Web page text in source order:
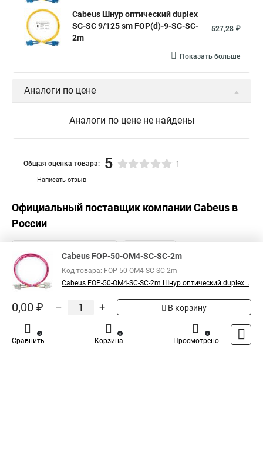
Cabeus Шнур оптический duplex
SC-SC 9/125 sm FOP(d)-9-SC-SC-
2m
527,28 ₽
Показать больше
Аналоги по цене
Аналоги по цене не найдены
Написать отзыв
Общая оценка товара: 5 1
Официальный поставщик компанииCabeus в
России
Cabeus FOP-50-OM4-SC-SC-2m
Код товара: FOP-50-OM4-SC-SC-2m
Cabeus FOP-50-OM4-SC-SC-2m Шнур оптический duplex...
0,00 ₽ – + В корзину
Сравнить
0
Корзина
0
Просмотрено
1